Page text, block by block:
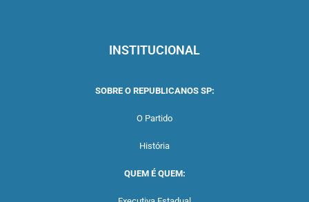
INSTITUCIONAL
SOBRE O REPUBLICANOS SP:
O Partido
História
QUEM É QUEM: